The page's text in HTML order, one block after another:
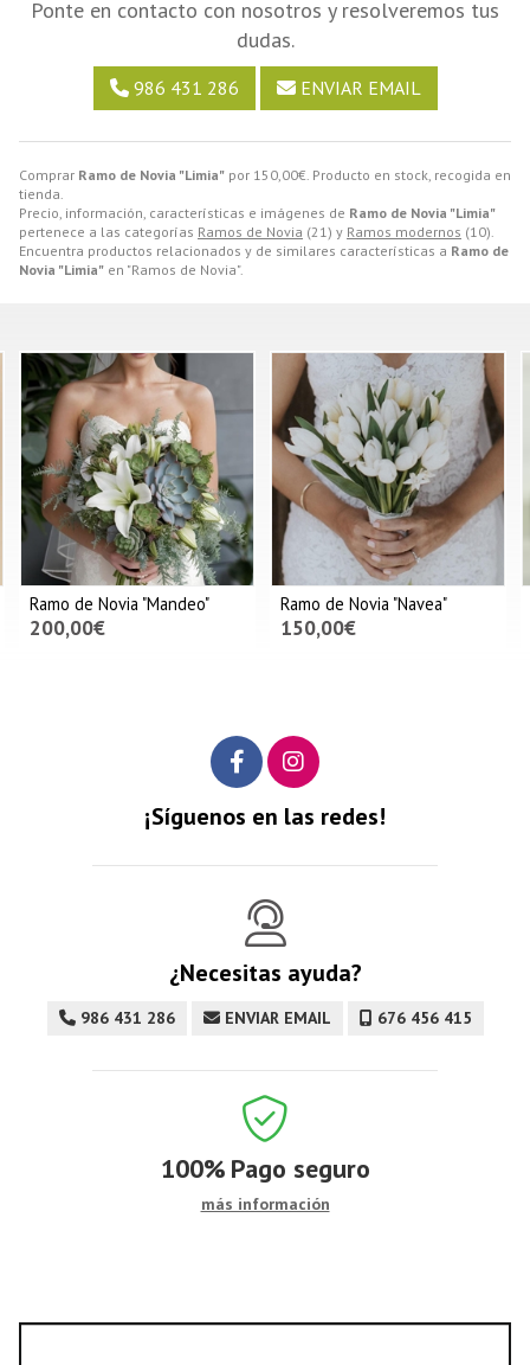
Comprar Ramo de Novia "Limia" por 150,00€. Producto en stock, recogida en
tienda.
Precio, información, características e imágenes de Ramo de Novia "Limia"
pertenece a las categorías Ramos de Novia (21) y Ramos modernos (10).
Encuentra productos relacionados y de similares características a Ramo de
Novia "Limia" en "Ramos de Novia".
Ponte en contacto con nosotros y resolveremos tus
dudas.
986 431 286 ENVIAR EMAIL
Ramo de Novia "Mandeo"
200,00€
Ramo de Novia "Navea"
150,00€
¡Síguenos en las redes!
¿Necesitas ayuda?
986 431 286 ENVIAR EMAIL 676 456 415
100% Pago seguro
más información